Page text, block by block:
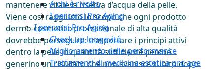
A chi è rivolto
I percorsi Pro Aging
I percorsi Pro Aging
Check-up longevità
Miglioramento delle performance
Trattamenti di medicina estetica pro age
mantenere vitale la riserva d’acqua della pelle.
Viene così raggiunto lo scopo che ogni prodotto
dermo-cosmetico professionale di alta qualità
dovrebbe perseguire: trasportare i principi attivi
dentro la pelle in quantità sufficiente perché
generino un risultato che non svanisce subito dopo